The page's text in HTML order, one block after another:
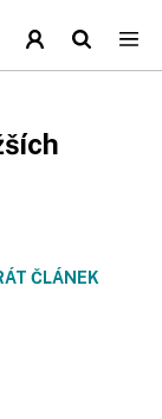
ČLÁNEK